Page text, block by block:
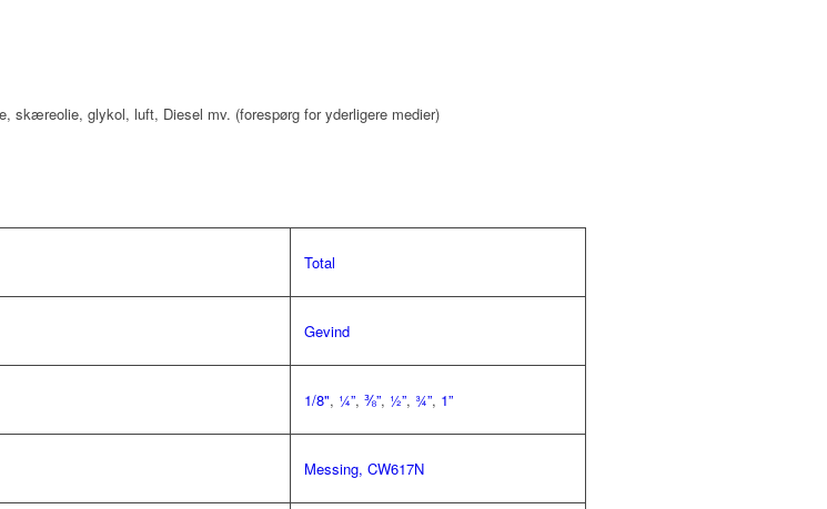
skæreolie, glykol, luft, Diesel mv. (forespørg for yderligere medier)
Total
Gevind
1/8", ¼”, ⅜”, ½”, ¾”, 1”
Messing, CW617N